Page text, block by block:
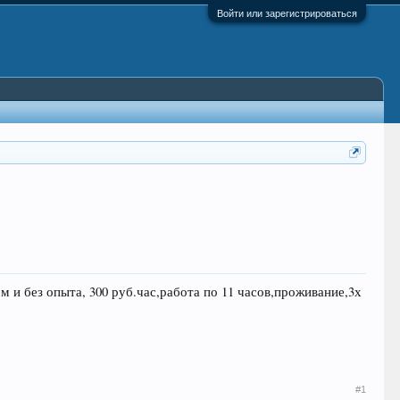
Войти или зарегистрироваться
без опыта, 300 руб.час,работа по 11 часов,проживание,3х
#1